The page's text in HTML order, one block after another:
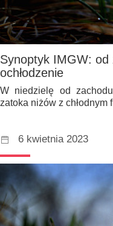
Synoptyk IMGW: od
ochłodzenie
W niedzielę od
zatoka niżów z
6 kwietnia 2023